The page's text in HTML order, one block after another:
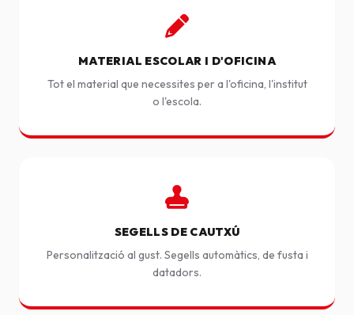
MATERIAL ESCOLAR I D'OFICINA
Tot el material que necessites per a l'oficina, l'institut
o l'escola.
SEGELLS DE CAUTXÚ
Personalització al gust. Segells automàtics, de fusta i
datadors.